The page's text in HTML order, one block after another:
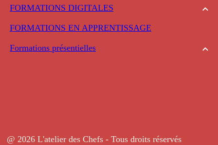
FORMATIONS DIGITALES
FORMATIONS EN APPRENTISSAGE
Formations présentielles
@ 2026 L'atelier des Chefs - Tous droits réservés